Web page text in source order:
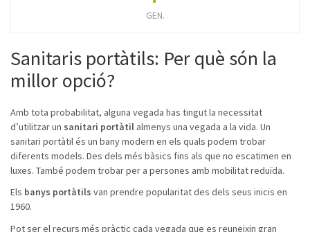
GEN.
Sanitaris portàtils: Per què són la
millor opció?
Amb tota probabilitat, alguna vegada has tingut la necessitat
d’utilitzar un sanitari portàtil almenys una vegada a la vida. Un
sanitari portàtil és un bany modern en els quals podem trobar
diferents models. Des dels més bàsics fins als que no escatimen en
luxes. També podem trobar per a persones amb mobilitat reduïda.
Els banys portàtils van prendre popularitat des dels seus inicis en
1960.
Pot ser el recurs més pràctic cada vegada que es reuneixin gran